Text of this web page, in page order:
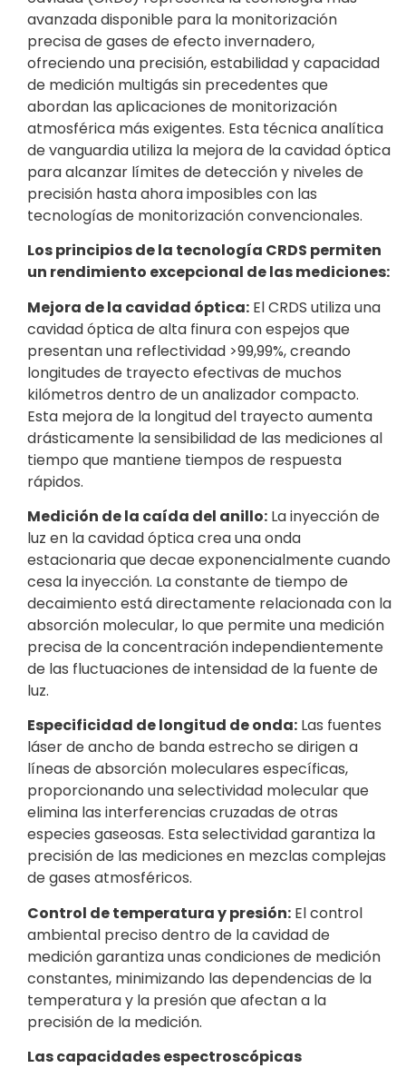
avanzada disponible para la monitorización
precisa de gases de efecto invernadero,
ofreciendo una precisión, estabilidad y capacidad
de medición multigás sin precedentes que
abordan las aplicaciones de monitorización
atmosférica más exigentes. Esta técnica analítica
de vanguardia utiliza la mejora de la cavidad óptica
para alcanzar límites de detección y niveles de
precisión hasta ahora imposibles con las
tecnologías de monitorización convencionales.
Los principios de la tecnología CRDS permiten
un rendimiento excepcional de las mediciones:
Mejora de la cavidad óptica: El CRDS utiliza una
cavidad óptica de alta finura con espejos que
presentan una reflectividad >99,99%, creando
longitudes de trayecto efectivas de muchos
kilómetros dentro de un analizador compacto.
Esta mejora de la longitud del trayecto aumenta
drásticamente la sensibilidad de las mediciones al
tiempo que mantiene tiempos de respuesta
rápidos.
Medición de la caída del anillo: La inyección de
luz en la cavidad óptica crea una onda
estacionaria que decae exponencialmente cuando
cesa la inyección. La constante de tiempo de
decaimiento está directamente relacionada con la
absorción molecular, lo que permite una medición
precisa de la concentración independientemente
de las fluctuaciones de intensidad de la fuente de
luz.
Especificidad de longitud de onda: Las fuentes
láser de ancho de banda estrecho se dirigen a
líneas de absorción moleculares específicas,
proporcionando una selectividad molecular que
elimina las interferencias cruzadas de otras
especies gaseosas. Esta selectividad garantiza la
precisión de las mediciones en mezclas complejas
de gases atmosféricos.
Control de temperatura y presión: El control
ambiental preciso dentro de la cavidad de
medición garantiza unas condiciones de medición
constantes, minimizando las dependencias de la
temperatura y la presión que afectan a la
precisión de la medición.
Las capacidades espectroscópicas